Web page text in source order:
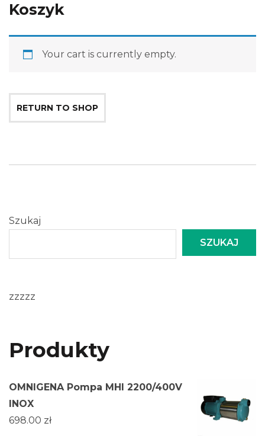
Koszyk
Your cart is currently empty.
RETURN TO SHOP
Szukaj
SZUKAJ
zzzzz
Produkty
OMNIGENA Pompa MHI 2200/400V
INOX
698.00 zł